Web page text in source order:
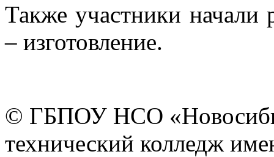
Также участники начали
– изготовление.
© ГБПОУ НСО
технический колледж